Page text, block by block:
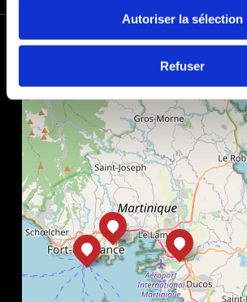
Autoriser la sélection
Refuser
+